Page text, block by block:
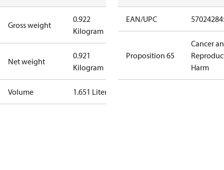
Gross weight
0.922
Kilogram
Net weight
0.921
Kilogram
Volume 1.651 Liter
EAN/UPC
Proposition 65
Cancer
Harm